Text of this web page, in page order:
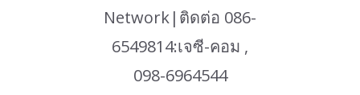
Network|ติดต่อ 086-
6549814:เจซี-คอม ,
098-6964544